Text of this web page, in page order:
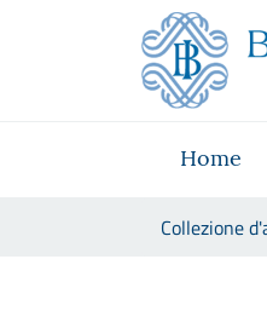
Skip to Main Content
Vai al sito istituzionale
Vai al menu di navigazione
Vai alla ricerca
Vai ai contenuti
Home
Collezione